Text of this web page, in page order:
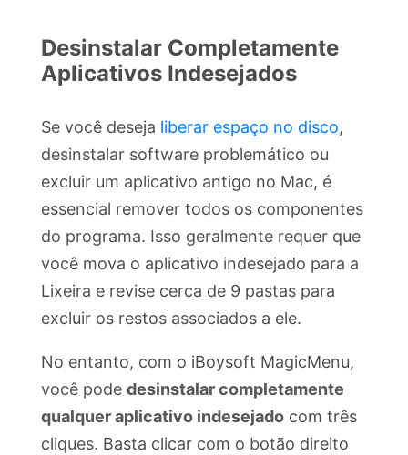
Desinstalar Completamente
Aplicativos Indesejados
Se você deseja liberar espaço no disco,
desinstalar software problemático ou
excluir um aplicativo antigo no Mac, é
essencial remover todos os componentes
do programa. Isso geralmente requer que
você mova o aplicativo indesejado para a
Lixeira e revise cerca de 9 pastas para
excluir os restos associados a ele.
No entanto, com o iBoysoft MagicMenu,
você pode desinstalar completamente
qualquer aplicativo indesejado com três
cliques. Basta clicar com o botão direito